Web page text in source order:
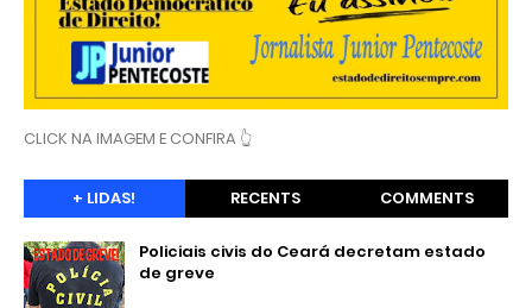
CLICK NA IMAGEM E CONFIRA 👆
+ LIDAS! RECENTS COMMENTS
Policiais civis do Ceará decretam estado
de greve